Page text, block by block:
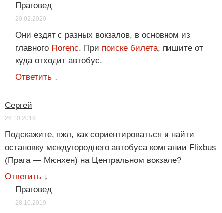
Праговед
20.02.2020
Они ездят с разных вокзалов, в основном из
главного Florenc. При поиске билета, пишите от
куда отходит автобус.
Ответить ↓
Сергей
26.10.2019
Подскажите, пжл, как сориентироваться и найти
остановку междугороднего автобуса компании Flixbus
(Прага — Мюнхен) на Центральном вокзале?
Ответить ↓
Праговед
28.10.2019